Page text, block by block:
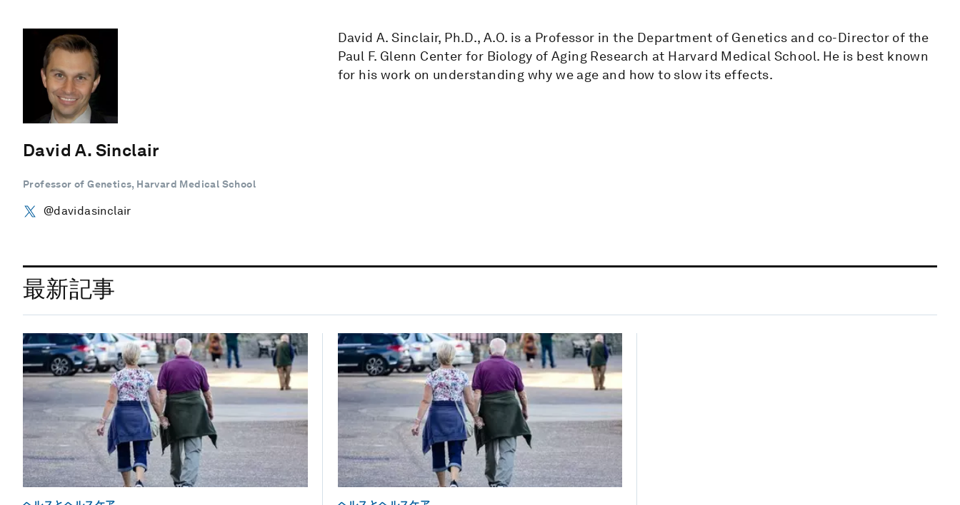
David A. Sinclair
Professor of Genetics, Harvard Medical School
@davidasinclair
David A. Sinclair, Ph.D., A.O. is a Professor in the Department of Genetics and co-Director of the
Paul F. Glenn Center for Biology of Aging Research at Harvard Medical School. He is best known
for his work on understanding why we age and how to slow its effects.
最新記事